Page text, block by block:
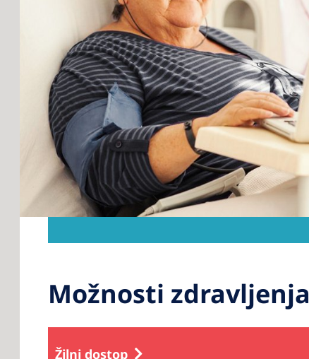
Možnosti zdravljenja
Žilni dostop